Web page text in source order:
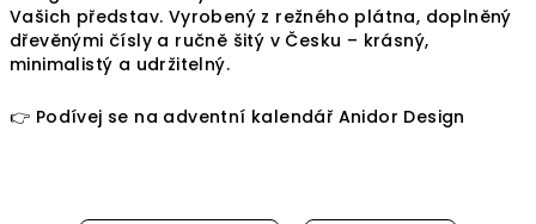
Vašich představ. Vyrobený z režného plátna, doplněný
dřevěnými čísly a ručně šitý v Česku – krásný,
minimalistý a udržitelný.
👉 Podívej se na adventní kalendář Anidor Design